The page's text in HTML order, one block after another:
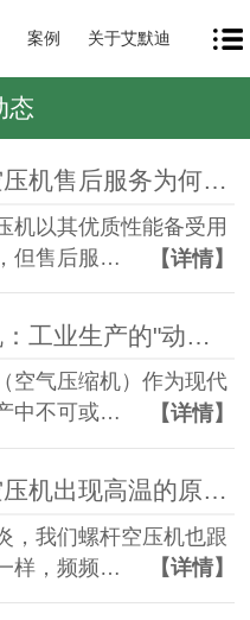
案例 关于艾默迪
态
寿力空压机售后服务为何如此重要？
机以其优质性能备受用
但售后服…
【详情】
空气压缩机）作为现代
中不可或…
【详情】
螺杆空压机出现高温的原因和解决方法
，我们螺杆空压机也跟
样，频频…
【详情】